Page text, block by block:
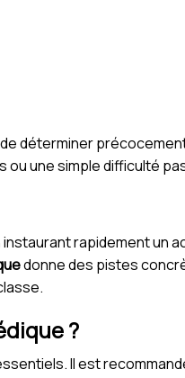
déterminer
une simple difficulté
rapidement un
donne des pistes
?
Il est recommandé